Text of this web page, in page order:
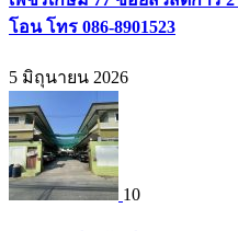
โอน โทร 086-8901523
5 มิถุนายน 2026
10